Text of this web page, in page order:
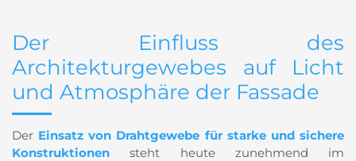
Der Einfluss des
Architekturgewebes auf Licht
und Atmosphäre der Fassade
Der Einsatz von Drahtgewebe für starke und sichere
Konstruktionen steht heute zunehmend im